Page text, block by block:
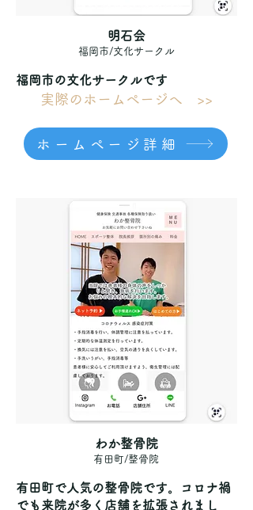
明石会
福岡市/文化サークル
福岡市の文化サークルです
実際のホームページへ >>
ホームページ詳細
わか整骨院
有田町/整骨院
有田町で人気の整骨院です。コロナ禍
でも来院が多く店舗を拡張されまし